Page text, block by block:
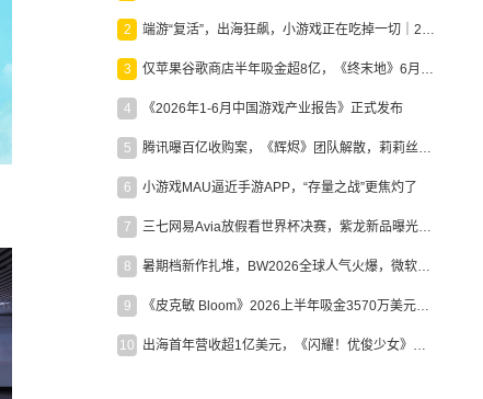
2 端游“复活”，出海狂飙，小游戏正在吃掉一切｜2026上半年产业报告
3 仅苹果谷歌商店半年吸金超8亿，《终末地》6月份收入显著回暖
4 《2026年1-6月中国游戏产业报告》正式发布
5 腾讯曝百亿收购案，《辉烬》团队解散，莉莉丝新作曝光｜陀螺周报
6 小游戏MAU逼近手游APP，“存量之战”更焦灼了
7 三七网易Avia放假看世界杯决赛，紫龙新品曝光，米哈游新作上线 | 陀螺周报
8 暑期档新作扎堆，BW2026全球人气火爆，微软XBOX大裁员|陀螺周报
9 《皮克敏 Bloom》2026上半年吸金3570万美元，中国台湾成最大市场
10 出海首年营收超1亿美元，《闪耀！优俊少女》美国市场占比达七成